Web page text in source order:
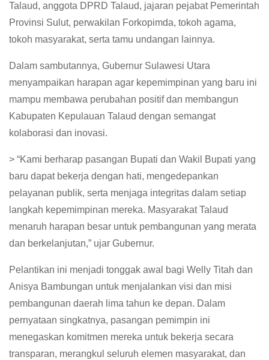
Talaud, anggota DPRD Talaud, jajaran pejabat Pemerintah
Provinsi Sulut, perwakilan Forkopimda, tokoh agama,
tokoh masyarakat, serta tamu undangan lainnya.
Dalam sambutannya, Gubernur Sulawesi Utara
menyampaikan harapan agar kepemimpinan yang baru ini
mampu membawa perubahan positif dan membangun
Kabupaten Kepulauan Talaud dengan semangat
kolaborasi dan inovasi.
> “Kami berharap pasangan Bupati dan Wakil Bupati yang
baru dapat bekerja dengan hati, mengedepankan
pelayanan publik, serta menjaga integritas dalam setiap
langkah kepemimpinan mereka. Masyarakat Talaud
menaruh harapan besar untuk pembangunan yang merata
dan berkelanjutan,” ujar Gubernur.
Pelantikan ini menjadi tonggak awal bagi Welly Titah dan
Anisya Bambungan untuk menjalankan visi dan misi
pembangunan daerah lima tahun ke depan. Dalam
pernyataan singkatnya, pasangan pemimpin ini
menegaskan komitmen mereka untuk bekerja secara
transparan, merangkul seluruh elemen masyarakat, dan